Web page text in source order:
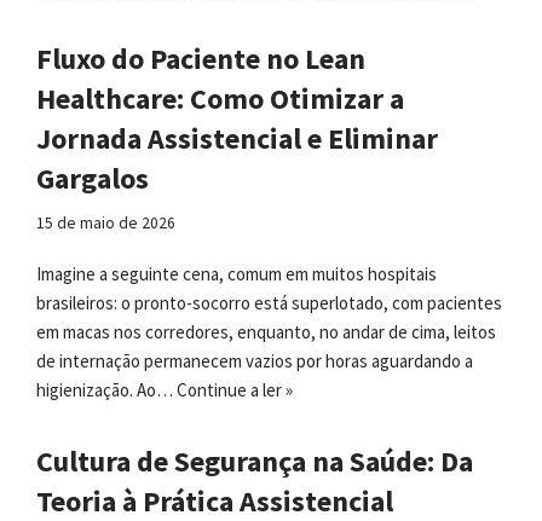
Fluxo do Paciente no Lean
Healthcare: Como Otimizar a
Jornada Assistencial e Eliminar
Gargalos
15 de maio de 2026
Imagine a seguinte cena, comum em muitos hospitais
brasileiros: o pronto-socorro está superlotado, com pacientes
em macas nos corredores, enquanto, no andar de cima, leitos
de internação permanecem vazios por horas aguardando a
higienização. Ao… Continue a ler »
Cultura de Segurança na Saúde: Da
Teoria à Prática Assistencial